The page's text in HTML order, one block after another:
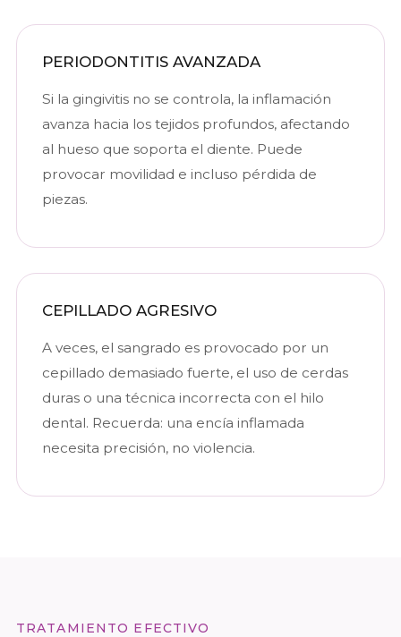
PERIODONTITIS AVANZADA
Si la gingivitis no se controla, la inflamación
avanza hacia los tejidos profundos, afectando
al hueso que soporta el diente. Puede
provocar movilidad e incluso pérdida de
piezas.
CEPILLADO AGRESIVO
A veces, el sangrado es provocado por un
cepillado demasiado fuerte, el uso de cerdas
duras o una técnica incorrecta con el hilo
dental. Recuerda: una encía inflamada
necesita precisión, no violencia.
TRATAMIENTO EFECTIVO